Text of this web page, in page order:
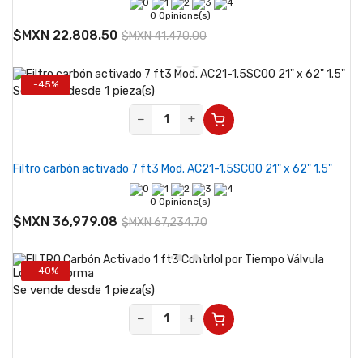
0 Opinione(s)
$MXN 22,808.50 $MXN 41,470.00
-45%
Se vende desde 1 pieza(s)
−
+
Filtro carbón activado 7 ft3 Mod. AC21-1.5SC00 21" x 62" 1.5"
0 Opinione(s)
$MXN 36,979.08 $MXN 67,234.70
-40%
Se vende desde 1 pieza(s)
−
+